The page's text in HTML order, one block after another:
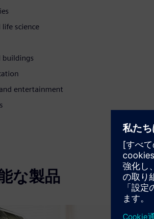
life science
buildings
entertainment
な製品